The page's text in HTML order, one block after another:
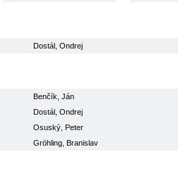
Dostál, Ondrej
Benčík, Ján
Dostál, Ondrej
Osuský, Peter
Gröhling, Branislav